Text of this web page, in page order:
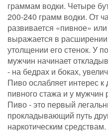
граммам водки. Четыре
200-240 грамм водки. От
развивается «пивное»
выражается в
утолщении его стенок. У
мужчин начинает
- на бедрах и боках,
Пиво ослабляет интерес к
пивного стажа и у мужчин
Пиво - это первый
прокладывающий путь
наркотическим